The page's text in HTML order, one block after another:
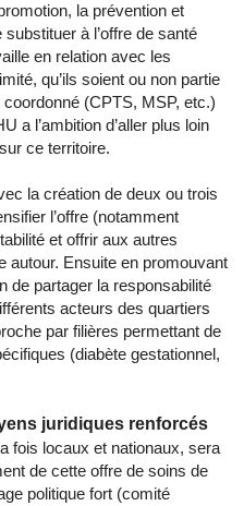
la prévention et
à l’offre de santé
en relation avec les
qu’ils soient ou non partie
coordonné (CPTS, MSP, etc.)
a l’ambition d’aller plus loin
ce territoire.
la création de deux ou trois
l’offre (notamment
et offrir aux autres
autour. Ensuite en promouvant
de partager la responsabilité
acteurs des quartiers
par filières permettant de
(diabète gestationnel,
juridiques renforcés
fois locaux et nationaux, sera
de cette offre de soins de
politique fort (comité